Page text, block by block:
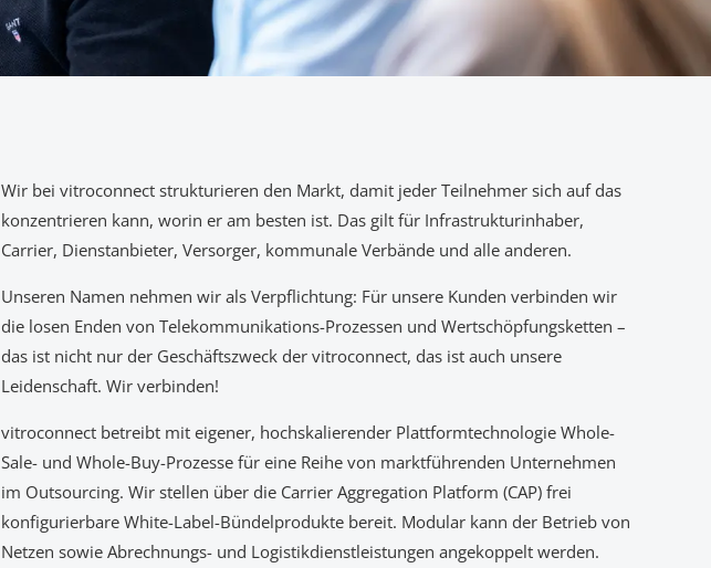
Wir bei vitroconnect strukturieren den Markt, damit jeder Teilnehmer sich auf das
konzentrieren kann, worin er am besten ist. Das gilt für Infrastrukturinhaber,
Carrier, Dienstanbieter, Versorger, kommunale Verbände und alle anderen.
Unseren Namen nehmen wir als Verpflichtung: Für unsere Kunden verbinden wir
die losen Enden von Telekommunikations-Prozessen und Wertschöpfungsketten –
das ist nicht nur der Geschäftszweck der vitroconnect, das ist auch unsere
Leidenschaft. Wir verbinden!
vitroconnect betreibt mit eigener, hochskalierender Plattformtechnologie Whole-
Sale- und Whole-Buy-Prozesse für eine Reihe von marktführenden Unternehmen
im Outsourcing. Wir stellen über die Carrier Aggregation Platform (CAP) frei
konfigurierbare White-Label-Bündelprodukte bereit. Modular kann der Betrieb von
Netzen sowie Abrechnungs- und Logistikdienstleistungen angekoppelt werden.